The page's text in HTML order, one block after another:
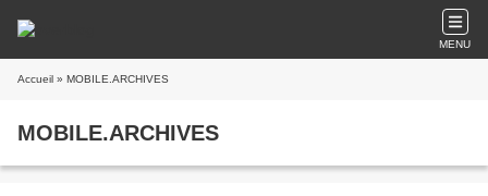
MENU
Accueil » MOBILE.ARCHIVES
MOBILE.ARCHIVES